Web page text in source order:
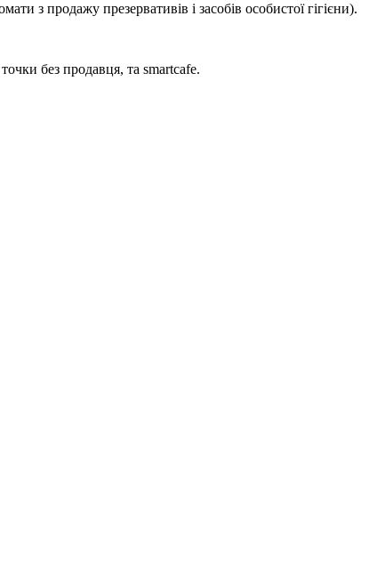
з продажу презервативів і засобів особистої гігієни).
без продавця, та smartcafe.